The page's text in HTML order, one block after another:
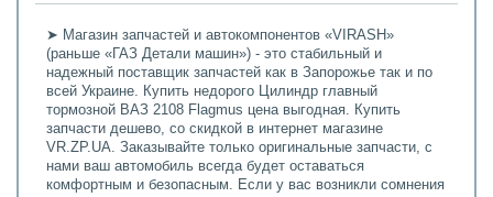
➤ Магазин запчастей и автокомпонентов «VIRASH»
(раньше «ГАЗ Детали машин») - это стабильный и
надежный поставщик запчастей как в Запорожье так и по
всей Украине. Купить недорого Цилиндр главный
тормозной ВАЗ 2108 Flagmus цена выгодная. Купить
запчасти дешево, со скидкой в интернет магазине
VR.ZP.UA. Заказывайте только оригинальные запчасти, с
нами ваш автомобиль всегда будет оставаться
комфортным и безопасным. Если у вас возникли сомнения